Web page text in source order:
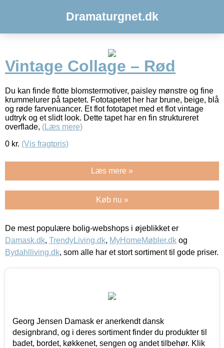
Dramaturgnet.dk
Vintage Collage – Rød
Du kan finde flotte blomstermotiver, paisley mønstre og fine
krummelurer på tapetet. Fototapetet her har brune, beige, blå
og røde farvenuancer. Et flot fototapet med et flot vintage
udtryk og et slidt look. Dette tapet har en fin struktureret
overflade, (Læs mere)
0 kr. (Vis fragtpris)
Læs mere »
Køb nu »
De mest populære bolig-webshops i øjeblikket er
Damask.dk, TrendyLiving.dk, MyHomeMøbler.dk og
Bydahlliving.dk, som alle har et stort sortiment til gode priser.
Georg Jensen Damask er anerkendt dansk
designbrand, og i deres sortiment finder du produkter til
badet, bordet, køkkenet, sengen og andet tilbehør. Klik